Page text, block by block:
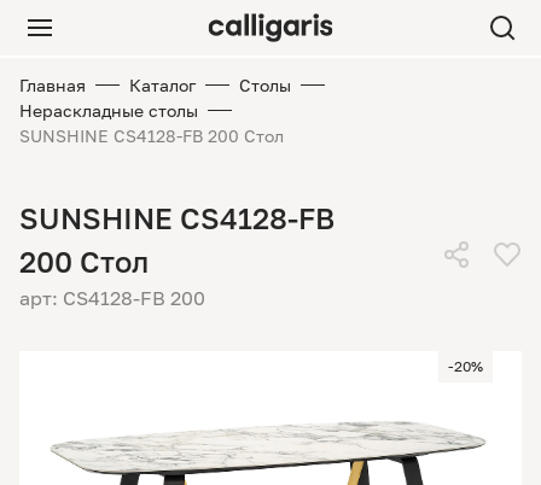
Главная Каталог
Столы
Нераскладные столы
SUNSHINE CS4128-FB 200 Стол
SUNSHINE CS4128-FB
200 Стол
арт: CS4128-FB 200
-20%